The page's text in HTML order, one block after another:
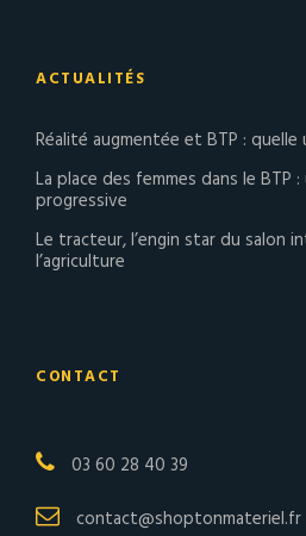
ACTUALITÉS
Réalité augmentée et BTP :
La place des femmes dans le BTP
progressive
Le tracteur, l’engin star du salon
l’agriculture
CONTACT
03 60 28 40 39
contact@shoptonmateriel.fr